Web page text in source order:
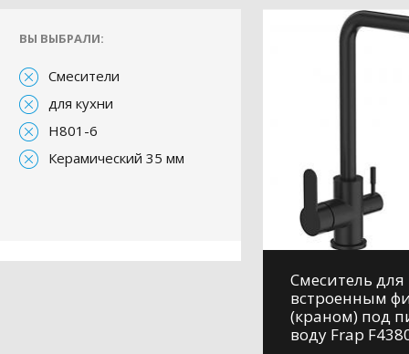
ВЫ ВЫБРАЛИ:
Смесители
для кухни
H801-6
Керамический 35 мм
Смеситель для
встроенным
(краном) под
воду Frap